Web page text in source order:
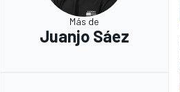
Más de
Juanjo Sáez